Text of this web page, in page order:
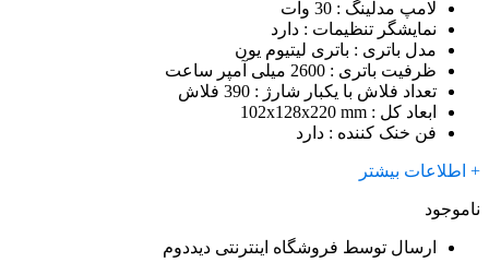
لامپ مدلینگ : 30 وات
نمایشگر تنظیمات : دارد
مدل باتری : باتری لیتیوم یون
ظرفیت باتری : 2600 میلی آمپر ساعت
تعداد فلاش با یکبار شارژ : 390 فلاش
ابعاد کل : 102x128x220 mm
فن خنک کننده : دارد
+ اطلاعات بیشتر
ناموجود
ارسال توسط فروشگاه اینترنتی دیددوم